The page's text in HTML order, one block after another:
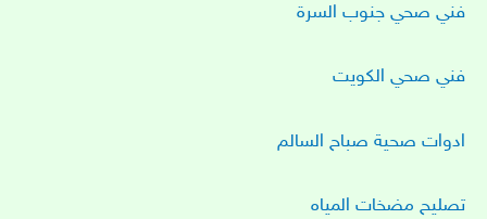
فني صحي جنوب السرة
فني صحي الكويت
ادوات صحية صباح السالم
تصليح مضخات المياه